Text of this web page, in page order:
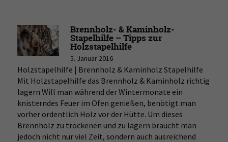
Brennholz- & Kaminholz-
Stapelhilfe – Tipps zur
Holzstapelhilfe
5. Januar 2016
Holzstapelhilfe | Brennholz & Kaminholz Stapelhilfe
Mit Holzstapelhilfe das Brennholz & Kaminholz richtig
lagern Will man während der Wintermonate ein
knisterndes Feuer im Ofen genießen, benötigt man
vorher ordentlich Holz vor der Hütte. Um dieses
Brennholz zu trockenen und zu lagern braucht man
jedoch nicht nur viel Zeit, sondern auch ausreichend